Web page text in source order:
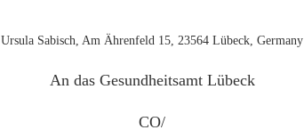
Ursula Sabisch, Am Ährenfeld 15, 23564 Lübeck, Germany
An das Gesundheitsamt Lübeck
CO/